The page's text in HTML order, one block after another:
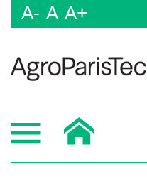
A- A A+